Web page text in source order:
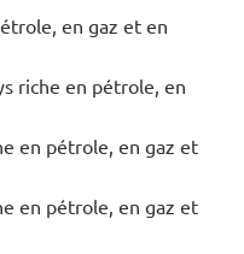
en gaz et en
riche en pétrole, en
en pétrole, en gaz et
en pétrole, en gaz et